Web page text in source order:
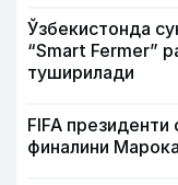
Ўзбекистонда
“Smart Fermer”
туширилади
FIFA
финалини